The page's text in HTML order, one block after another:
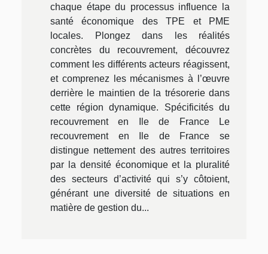
chaque étape du processus influence la
santé économique des TPE et PME
locales. Plongez dans les réalités
concrètes du recouvrement, découvrez
comment les différents acteurs réagissent,
et comprenez les mécanismes à l’œuvre
derrière le maintien de la trésorerie dans
cette région dynamique. Spécificités du
recouvrement en Ile de France Le
recouvrement en Ile de France se
distingue nettement des autres territoires
par la densité économique et la pluralité
des secteurs d’activité qui s’y côtoient,
générant une diversité de situations en
matière de gestion du...